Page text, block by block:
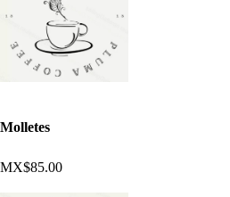
Molletes
MX$85.00